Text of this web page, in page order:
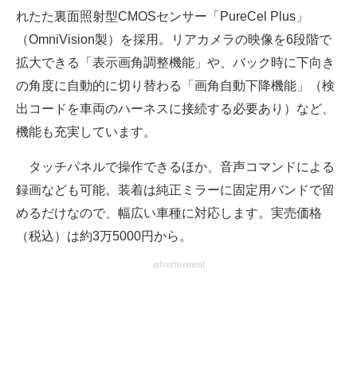
れたた裏面照射型CMOSセンサー「PureCel Plus」
（OmniVision製）を採用。リアカメラの映像を6段階で
拡大できる「表示画角調整機能」や、バック時に下向き
の角度に自動的に切り替わる「画角自動下降機能」（検
出コードを車両のハーネスに接続する必要あり）など、
機能も充実しています。
タッチパネルで操作できるほか、音声コマンドによる
録画なども可能。装着は純正ミラーに固定用バンドで留
めるだけなので、幅広い車種に対応します。実売価格
（税込）は約3万5000円から。
advertisement